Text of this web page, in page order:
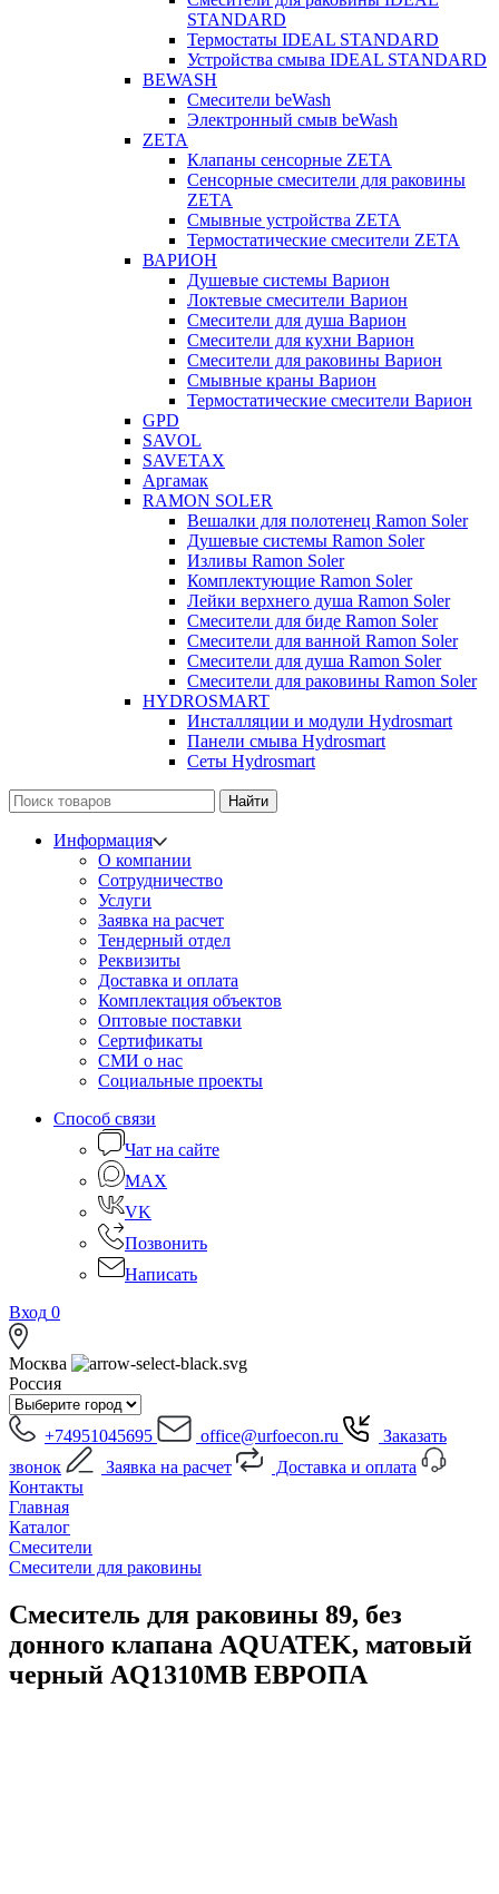
STANDARD
Термостаты IDEAL STANDARD
Устройства смыва IDEAL STANDARD
BEWASH
Смесители beWash
Электронный смыв beWash
ZETA
Клапаны сенсорные ZETA
Сенсорные смесители для раковины
ZETA
Смывные устройства ZETA
Термостатические смесители ZETA
ВАРИОН
Душевые системы Варион
Локтевые смесители Варион
Смесители для душа Варион
Смесители для кухни Варион
Смесители для раковины Варион
Смывные краны Варион
Термостатические смесители Варион
GPD
SAVOL
SAVETAX
Аргамак
RAMON SOLER
Вешалки для полотенец Ramon Soler
Душевые системы Ramon Soler
Изливы Ramon Soler
Комплектующие Ramon Soler
Лейки верхнего душа Ramon Soler
Смесители для биде Ramon Soler
Смесители для ванной Ramon Soler
Смесители для душа Ramon Soler
Смесители для раковины Ramon Soler
HYDROSMART
Инсталляции и модули Hydrosmart
Панели смыва Hydrosmart
Сеты Hydrosmart
Найти
Информация
О компании
Сотрудничество
Услуги
Заявка на расчет
Тендерный отдел
Реквизиты
Доставка и оплата
Комплектация объектов
Оптовые поставки
Сертификаты
СМИ о нас
Социальные проекты
Способ связи
Чат на сайте
MAX
VK
Позвонить
Написать
Вход 0
Москва
Россия
+74951045695 office@urfoecon.ru
Заказать
звонок
Заявка на расчет
Доставка и оплата
Контакты
Главная
Каталог
Смесители
Смесители для раковины
Смеситель для раковины 89, без
донного клапана AQUATEK, матовый
черный AQ1310MB ЕВРОПА